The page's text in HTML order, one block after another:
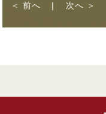
前へ 次へ